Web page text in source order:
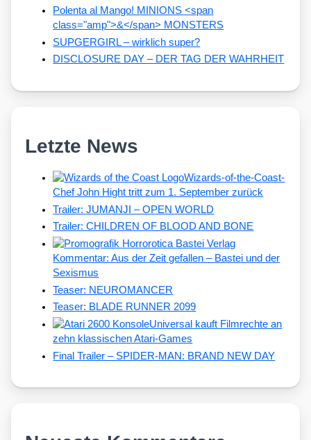
Polenta al Mango! MINIONS <span
class="amp">&</span> MONSTERS
SUPGERGIRL – wirklich super?
DISCLOSURE DAY – DER TAG DER WAHRHEIT
Letzte News
Wizards-of-the-Coast-
Chef John Hight tritt zum 1. September zurück
Trailer: JUMANJI – OPEN WORLD
Trailer: CHILDREN OF BLOOD AND BONE
Kommentar: Aus der Zeit gefallen – Bastei und der
Sexismus
Teaser: NEUROMANCER
Teaser: BLADE RUNNER 2099
Universal kauft Filmrechte an
zehn klassischen Atari-Games
Final Trailer – SPIDER-MAN: BRAND NEW DAY